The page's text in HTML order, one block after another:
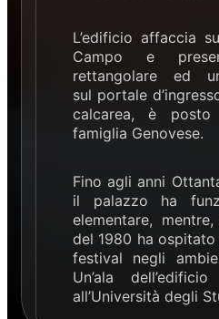
L’edificio affaccia
Campo e
rettangolare ed
sul portale
calcarea, è
famiglia Genovese.
Fino agli anni
il palazzo ha
elementare,
del 1980 ha
festival negli
Un’ala
all’Università degli